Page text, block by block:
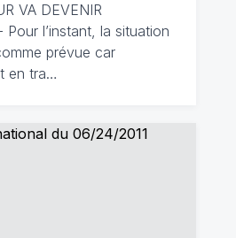
VA DEVENIR
Pour l’instant, la situation
prévue car
en tra…